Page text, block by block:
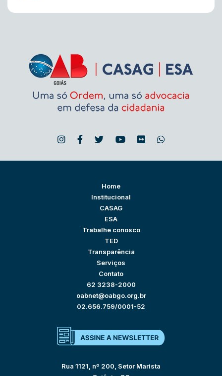
Home
Institucional
CASAG
ESA
Trabalhe conosco
TED
Transparência
Serviços
Contato
62 3238-2000
oabnet@oabgo.org.br
02.656.759/0001-52
Rua 1121, nº 200, Setor Marista